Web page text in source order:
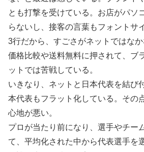
とも打撃を受けている。お店がパソ
らないし、接客の言葉もフォントサ
3行だから、すごさがネットではなか
価格比較や送料無料に押されて、ブ
ットでは苦戦している。
いきなり、ネットと日本代表を結び
本代表もフラット化している。その
心地が悪い。
プロが当たり前になり、選手やチー
て、平均化された中から代表選手を